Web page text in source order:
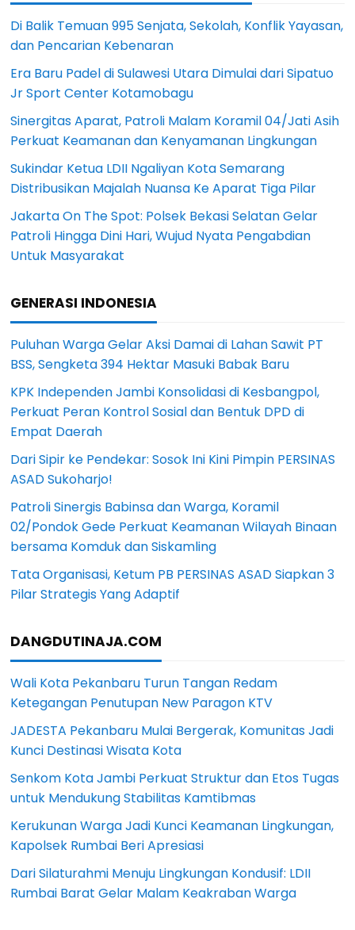
Di Balik Temuan 995 Senjata, Sekolah, Konflik Yayasan,
dan Pencarian Kebenaran
Era Baru Padel di Sulawesi Utara Dimulai dari Sipatuo
Jr Sport Center Kotamobagu
Sinergitas Aparat, Patroli Malam Koramil 04/Jati Asih
Perkuat Keamanan dan Kenyamanan Lingkungan
Sukindar Ketua LDII Ngaliyan Kota Semarang
Distribusikan Majalah Nuansa Ke Aparat Tiga Pilar
Jakarta On The Spot: Polsek Bekasi Selatan Gelar
Patroli Hingga Dini Hari, Wujud Nyata Pengabdian
Untuk Masyarakat
GENERASI INDONESIA
Puluhan Warga Gelar Aksi Damai di Lahan Sawit PT
BSS, Sengketa 394 Hektar Masuki Babak Baru
KPK Independen Jambi Konsolidasi di Kesbangpol,
Perkuat Peran Kontrol Sosial dan Bentuk DPD di
Empat Daerah
Dari Sipir ke Pendekar: Sosok Ini Kini Pimpin PERSINAS
ASAD Sukoharjo!
Patroli Sinergis Babinsa dan Warga, Koramil
02/Pondok Gede Perkuat Keamanan Wilayah Binaan
bersama Komduk dan Siskamling
Tata Organisasi, Ketum PB PERSINAS ASAD Siapkan 3
Pilar Strategis Yang Adaptif
DANGDUTINAJA.COM
Wali Kota Pekanbaru Turun Tangan Redam
Ketegangan Penutupan New Paragon KTV
JADESTA Pekanbaru Mulai Bergerak, Komunitas Jadi
Kunci Destinasi Wisata Kota
Senkom Kota Jambi Perkuat Struktur dan Etos Tugas
untuk Mendukung Stabilitas Kamtibmas
Kerukunan Warga Jadi Kunci Keamanan Lingkungan,
Kapolsek Rumbai Beri Apresiasi
Dari Silaturahmi Menuju Lingkungan Kondusif: LDII
Rumbai Barat Gelar Malam Keakraban Warga